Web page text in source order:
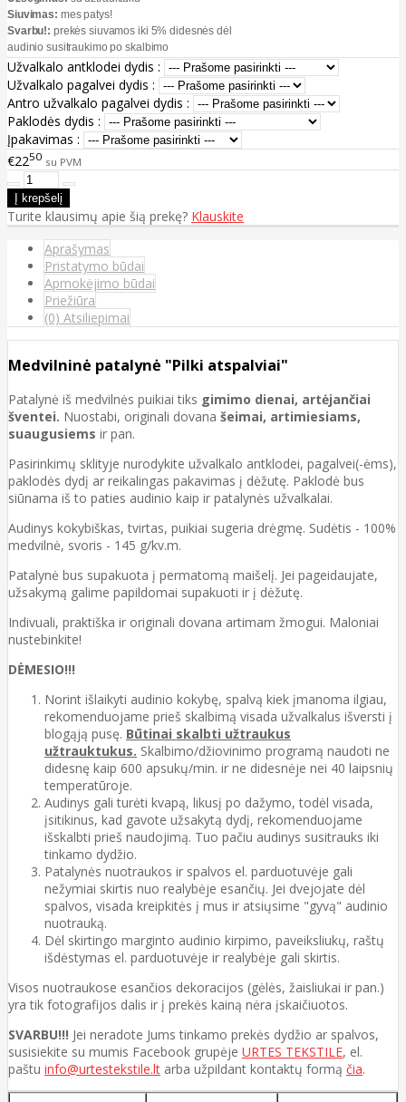
Siuvimas: mes patys!
Svarbu!: prekės siuvamos iki 5% didesnės dėl
audinio susitraukimo po skalbimo
Užvalkalo antklodei dydis :
Užvalkalo pagalvei dydis :
Antro užvalkalo pagalvei dydis :
Paklodės dydis :
Įpakavimas :
€2250 su PVM
Turite klausimų apie šią prekę? Klauskite
Aprašymas
Pristatymo būdai
Apmokėjimo būdai
Priežiūra
(0) Atsiliepimai
Medvilninė patalynė "Pilki atspalviai"
Patalynė iš medvilnės puikiai tiks gimimo dienai, artėjančiai
šventei. Nuostabi, originali dovana šeimai, artimiesiams,
suaugusiems ir pan.
Pasirinkimų sklityje nurodykite užvalkalo antklodei, pagalvei(-ėms),
paklodės dydį ar reikalingas pakavimas į dėžutę. Paklodė bus
siūnama iš to paties audinio kaip ir patalynės užvalkalai.
Audinys kokybiškas, tvirtas, puikiai sugeria drėgmę. Sudėtis - 100%
medvilnė, svoris - 145 g/kv.m.
Patalynė bus supakuota į permatomą maišelį. Jei pageidaujate,
užsakymą galime papildomai supakuoti ir į dėžutę.
Indivuali, praktiška ir originali dovana artimam žmogui. Maloniai
nustebinkite!
DĖMESIO!!!
Norint išlaikyti audinio kokybę, spalvą kiek įmanoma ilgiau,
rekomenduojame prieš skalbimą visada užvalkalus išversti į
blogąją pusę. Būtinai skalbti užtraukus
užtrauktukus. Skalbimo/džiovinimo programą naudoti ne
didesnę kaip 600 apsukų/min. ir ne didesnėje nei 40 laipsnių
temperatūroje.
Audinys gali turėti kvapą, likusį po dažymo, todėl visada,
įsitikinus, kad gavote užsakytą dydį, rekomenduojame
išskalbti prieš naudojimą. Tuo pačiu audinys susitrauks iki
tinkamo dydžio.
Patalynės nuotraukos ir spalvos el. parduotuvėje gali
nežymiai skirtis nuo realybėje esančių. Jei dvejojate dėl
spalvos, visada kreipkitės į mus ir atsiųsime "gyvą" audinio
nuotrauką.
Dėl skirtingo marginto audinio kirpimo, paveiksliukų, raštų
išdėstymas el. parduotuvėje ir realybėje gali skirtis.
Visos nuotraukose esančios dekoracijos (gėlės, žaisliukai ir pan.)
yra tik fotografijos dalis ir į prekės kainą nėra įskaičiuotos.
SVARBU!!! Jei neradote Jums tinkamo prekės dydžio ar spalvos,
susisiekite su mumis Facebook grupėje URTES TEKSTILE, el.
paštu info@urtestekstile.lt arba užpildant kontaktų formą čia.